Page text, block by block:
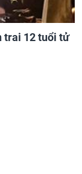
trai 12 tuổi tử